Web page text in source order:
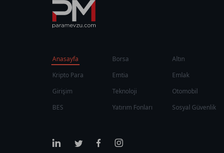
Anasayfa Borsa
Altın
Kripto Para
Emtia
Emlak
Girişim
Teknoloji
Otomobil
BES
Yatırım Fonları Sosyal Güvenlik